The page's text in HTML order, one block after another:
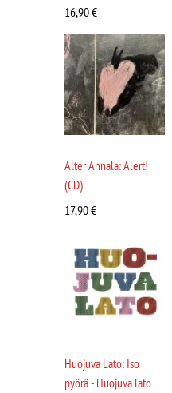
16,90€
Alter Annala: Alert!
(CD)
17,90€
Huojuva Lato: Iso
pyörä - Huojuva lato